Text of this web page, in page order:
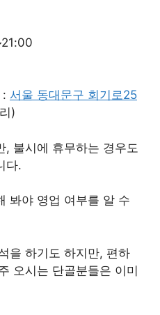
: 서울 동대문구 회기로25
)
, 불시에 휴무하는 경우도
다.
봐야 영업 여부를 알 수
을 하기도 하지만, 편하
오시는 단골분들은 이미